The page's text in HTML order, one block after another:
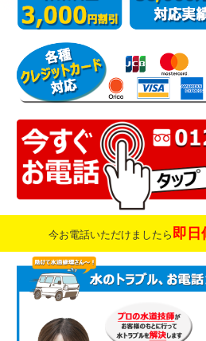
今お電話いただけましたら 即日